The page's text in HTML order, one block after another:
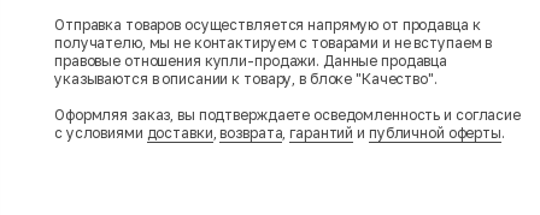
Отправка товаров осуществляется напрямую от продавца к
получателю, мы не контактируем с товарами и не вступаем в
правовые отношения купли-продажи. Данные продавца
указываются в описании к товару, в блоке "Качество".
Оформляя заказ, вы подтверждаете осведомленность и согласие
с условиями доставки,возврата,гарантий и публичной оферты.